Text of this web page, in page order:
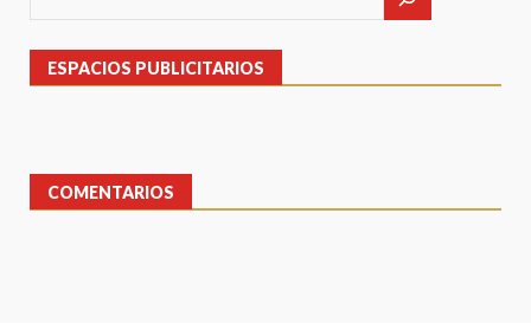
ESPACIOS PUBLICITARIOS
COMENTARIOS